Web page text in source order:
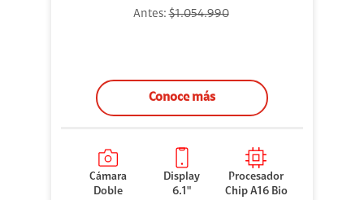
Antes:$1.054.990
Conoce más
Cámara
Doble
Display
6.1"
Procesador
Chip A16 Bio